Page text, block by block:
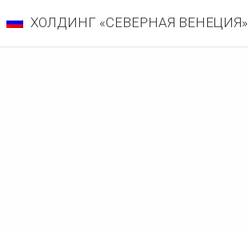
ХОЛДИНГ «СЕВЕРНАЯ ВЕНЕЦИЯ»